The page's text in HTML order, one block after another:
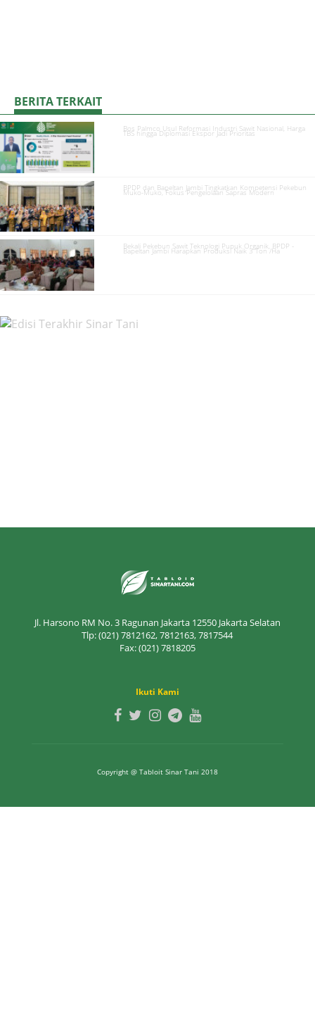
BERITA TERKAIT
Bos Palmco Usul Reformasi Industri Sawit Nasional, Harga
TBS hingga Diplomasi Ekspor Jadi Prioritas
BPDP dan Bapeltan Jambi Tingkatkan Kompetensi Pekebun
Muko-Muko, Fokus Pengelolaan Sapras Modern
Bekali Pekebun Sawit Teknologi Pupuk Organik, BPDP -
Bapeltan Jambi Harapkan Produksi Naik 3 Ton /Ha
Jl. Harsono RM No. 3 Ragunan Jakarta 12550 Jakarta Selatan
Tlp: (021) 7812162, 7812163, 7817544
Fax: (021) 7818205
Ikuti Kami
Copyright @ Tabloit Sinar Tani 2018